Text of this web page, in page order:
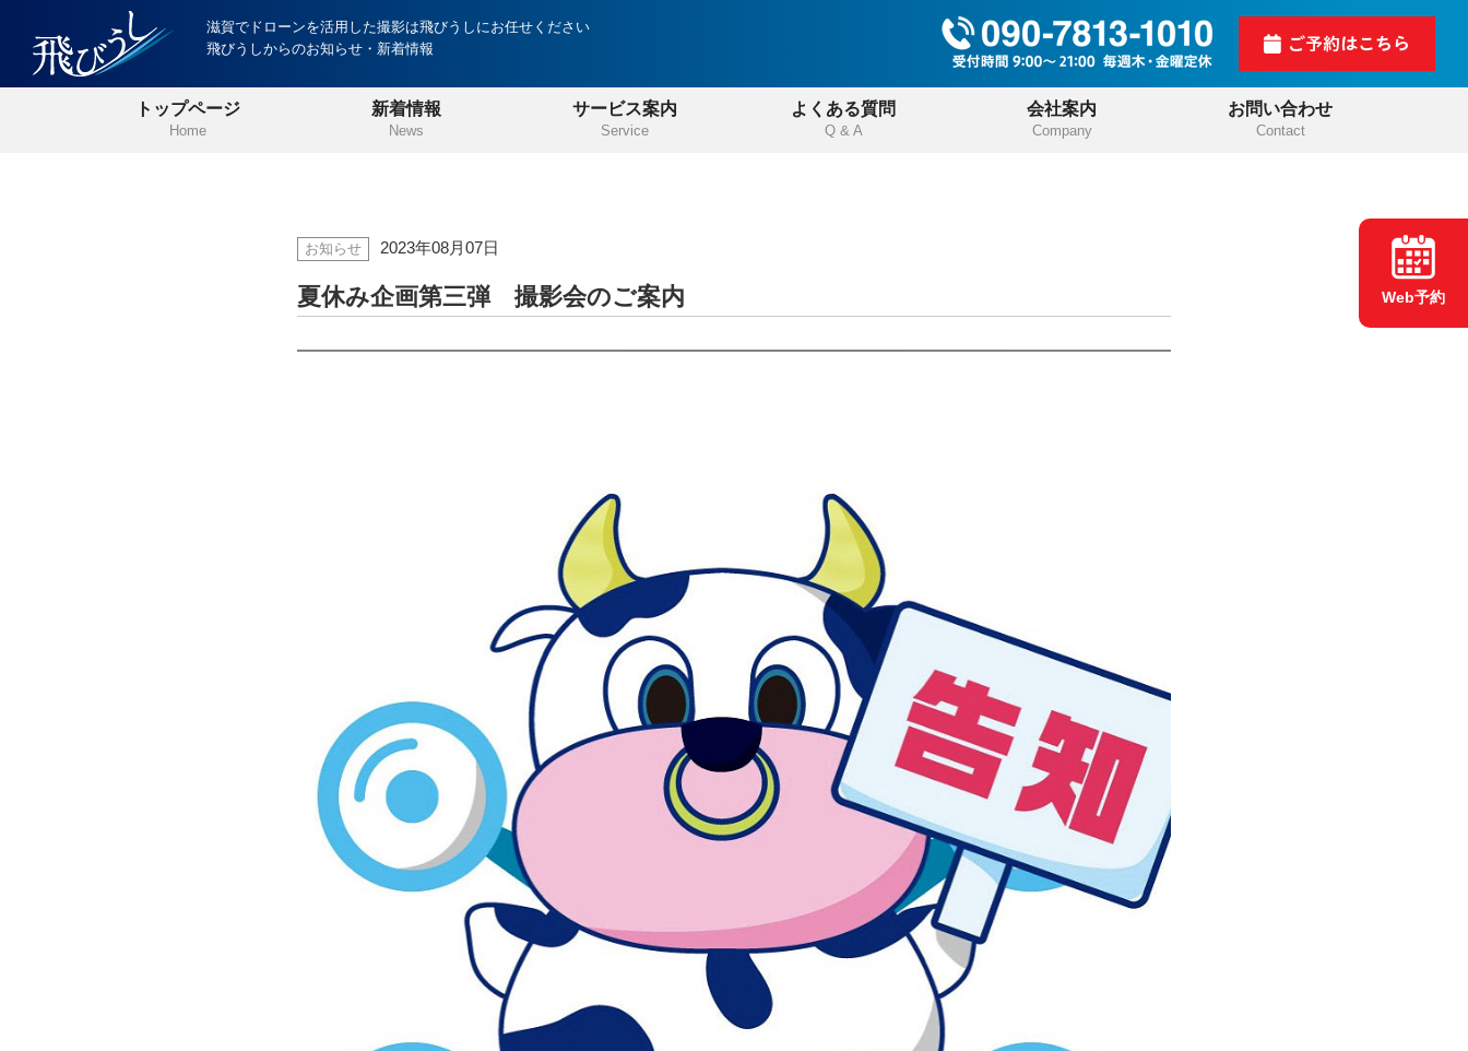
滋賀でドローンを活用した撮影は飛びうしにお任せください
飛びうしからのお知らせ・新着情報
トップページ
Home
新着情報
News
サービス案内
Service
よくある質問
Q & A
会社案内
Company
お問い合わせ
Contact
お知らせ 2023年08月07日
夏休み企画第三弾 撮影会のご案内 Web予約